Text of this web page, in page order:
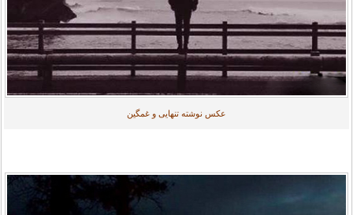
عکس نوشته تنهایی و غمگین